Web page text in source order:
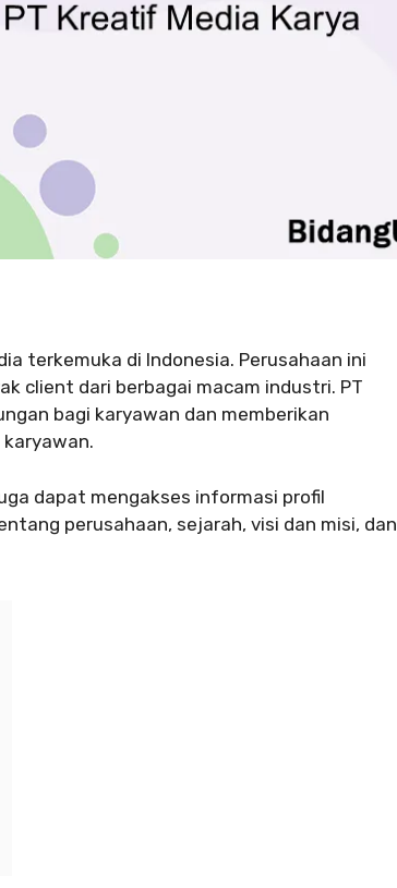
terkemuka di Indonesia. Perusahaan ini
client dari berbagai macam industri. PT
bagi karyawan dan memberikan
dapat mengakses informasi profil
perusahaan, sejarah, visi dan misi, dan